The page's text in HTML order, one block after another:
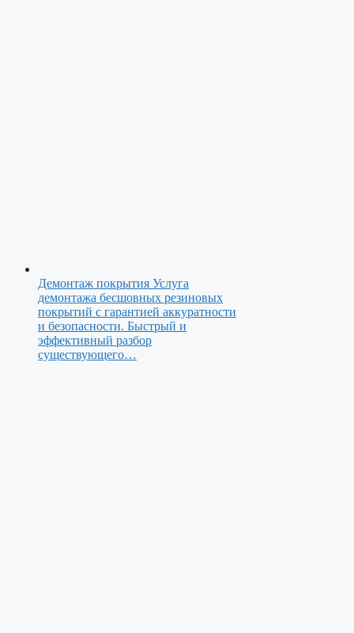
Демонтаж покрытия Услуга
демонтажа бесшовных резиновых
покрытий с гарантией аккуратности
и безопасности. Быстрый и
эффективный разбор
существующего…